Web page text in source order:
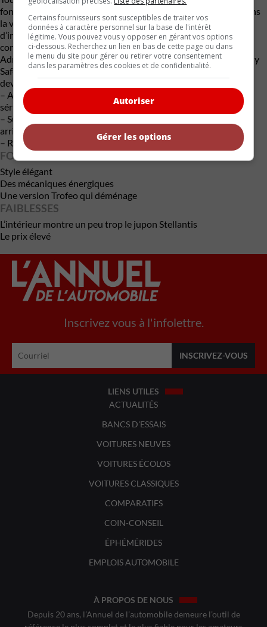
fonctions d’aide à la conduite, dont l’assistance au maintien dans
la voie et un système de surveillance du conducteur. Pour plus
d’informations sur les résultats des crash-tests de la Grecale,
consultez les sites de la National Highway Traffic Safety
Administration (NHTSA) et de l’Insurance Institute for Highway
Safety (IIHS). Les principales caractéristiques de sécurité
devraient inclure
– Alerte de collision avant et freinage d’urgence automatisé de
série
– Surveillance des angles morts et alerte de trafic transversal
arrière de série
– Régulateur de vitesse adaptatif en option
FORCES
Style élégant
Des mécaniques énergiques
Une version Trofeo qui déménage
FAIBLESSES
L’intérieur montre un peu trop le jupon Stellantis
Le prix élevé
Inscrivez vous à l'infolettre.
LIENS UTILES
ACTUALITÉS
BANCS D'ESSAIS
VOITURES NEUVES
VOITURES ÉCOLOS
VOITURES CLASSIQUES
COMPARATIFS
COIN-CONSEIL
ÉPHÉMÉRIDES
EMPLOIS AUTOMOBILE
À PROPOS DE NOUS
Depuis 20 ans, l’Annuel de l’automobile demeure l’outil de
Certains fournisseurs sont susceptibles de traiter vos
données à caractère personnel sur la base de l'intérêt
légitime. Vous pouvez vous y opposer en gérant vos options
ci-dessous. Recherchez un lien en bas de cette page ou dans
le menu du site pour gérer ou retirer votre consentement
dans les paramètres des cookies et de confidentialité.
Autoriser
Gérer les options